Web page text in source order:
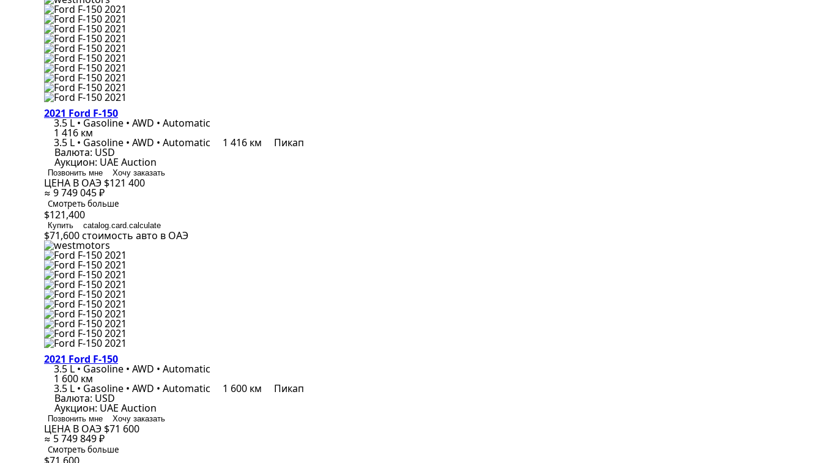
2021 Ford F-150
3.5 L • Gasoline • AWD • Automatic
1 416 км
3.5 L • Gasoline • AWD • Automatic 1 416 км Пикап
Валюта: USD
Аукцион: UAE Auction
Позвонить мне Хочу заказать
ЦЕНА В ОАЭ $121 400
≈ 9 749 045 ₽
Смотреть больше
$121,400
Купить catalog.card.calculate
$71,600стоимость авто в ОАЭ
2021 Ford F-150
3.5 L • Gasoline • AWD • Automatic
1 600 км
3.5 L • Gasoline • AWD • Automatic 1 600 км Пикап
Валюта: USD
Аукцион: UAE Auction
Позвонить мне Хочу заказать
ЦЕНА В ОАЭ $71 600
≈ 5 749 849 ₽
Смотреть больше